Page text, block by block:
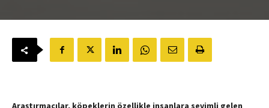
Araştırmacılar, köpeklerin özellikle insanlara sevimli gelen